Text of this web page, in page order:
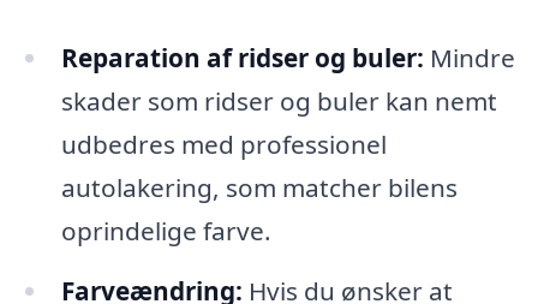
Reparation af ridser og buler: Mindre
skader som ridser og buler kan nemt
udbedres med professionel
autolakering, som matcher bilens
oprindelige farve.
Farveændring: Hvis du ønsker at